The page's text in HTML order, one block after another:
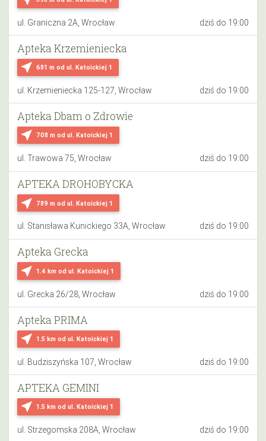
ul. Graniczna 2A, Wrocław dziś do 19:00
near_me 681 m od ul. Katoickiej 1
Apteka Krzemieniecka
ul. Krzemieniecka 125-127, Wrocław dziś do 19:00
near_me 708 m od ul. Katoickiej 1
Apteka Dbam o Zdrowie
ul. Trawowa 75, Wrocław dziś do 19:00
near_me 789 m od ul. Katoickiej 1
APTEKA DROHOBYCKA
ul. Stanisława Kunickiego 33A, Wrocław dziś do 19:00
near_me 1.4 km od ul. Katoickiej 1
Apteka Grecka
ul. Grecka 26/28, Wrocław dziś do 19:00
near_me 1.5 km od ul. Katoickiej 1
Apteka PRIMA
ul. Budziszyńska 107, Wrocław dziś do 19:00
near_me 1.5 km od ul. Katoickiej 1
APTEKA GEMINI
ul. Strzegomska 208A, Wrocław dziś do 19:00